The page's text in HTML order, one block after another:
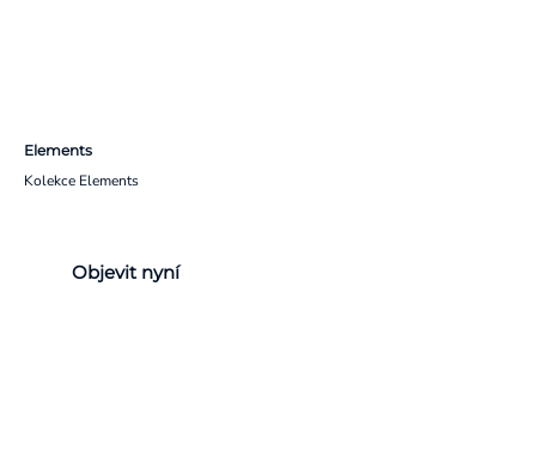
Elements
Kolekce Elements
Objevit nyní